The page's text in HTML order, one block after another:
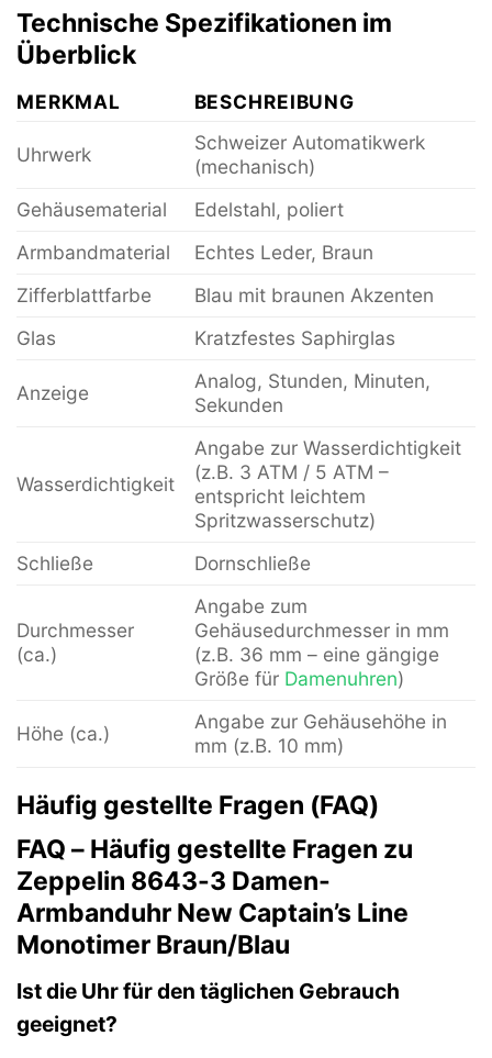
Technische Spezifikationen im
Überblick
MERKMAL BESCHREIBUNG
Uhrwerk
Schweizer Automatikwerk
(mechanisch)
Gehäusematerial
Edelstahl, poliert
Armbandmaterial
Echtes Leder, Braun
Zifferblattfarbe
Blau mit braunen Akzenten
Glas
Kratzfestes Saphirglas
Anzeige
Analog, Stunden, Minuten,
Sekunden
Wasserdichtigkeit
Angabe zur Wasserdichtigkeit
(z.B. 3 ATM / 5 ATM –
entspricht leichtem
Spritzwasserschutz)
Schließe
Dornschließe
Durchmesser
(ca.)
Angabe zum
Gehäusedurchmesser in mm
(z.B. 36 mm – eine gängige
Größe für Damenuhren)
Höhe (ca.)
Angabe zur Gehäusehöhe in
mm (z.B. 10 mm)
Häufig gestellte Fragen (FAQ)
FAQ – Häufig gestellte Fragen zu
Zeppelin 8643-3 Damen-
Armbanduhr New Captain’s Line
Monotimer Braun/Blau
Ist die Uhr für den täglichen Gebrauch
geeignet?